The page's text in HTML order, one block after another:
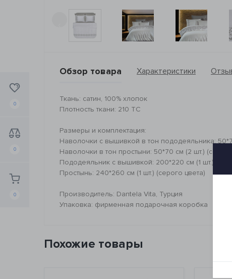
0
0
0
Обзор товара Характеристики
Ткань: сатин, 100% хлопок
Плотность ткани: 210 ТС
Размеры и комплектация:
Наволочки с вышивкой в тон пододеяльника:
Наволочки в тон простыни: 50*70 см (2 шт.) (серого
Пододеяльник с вышивкой: 200*220 см (1 шт.)
Простынь: 240*260 см (1 шт.) (серого цвета)
Производитель: Dantela Vita, Турция
Упаковка: фирменная подарочная коробка
Похожие товары